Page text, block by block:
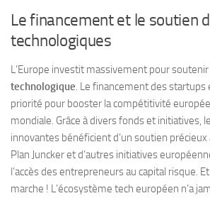
Le financement et le soutien
technologiques
L’Europe investit massivement pour soutenir
technologique. Le financement des startups
priorité pour booster la compétitivité
mondiale. Grâce à divers fonds et initiatives,
innovantes bénéficient d’un soutien précieux
Plan Juncker et d’autres initiatives
l’accès des entrepreneurs au capital risque.
marche ! L’écosystème tech européen n’a